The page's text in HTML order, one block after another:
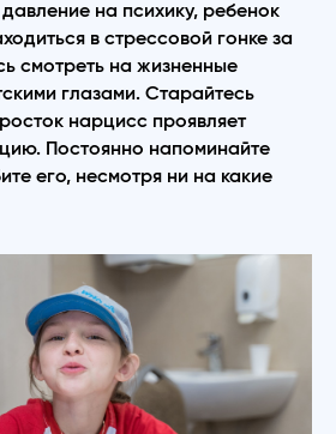
на психику, ребенок
в стрессовой гонке за
смотреть на жизненные
глазами. Старайтесь
нарцисс проявляет
Постоянно напоминайте
его, несмотря ни на какие